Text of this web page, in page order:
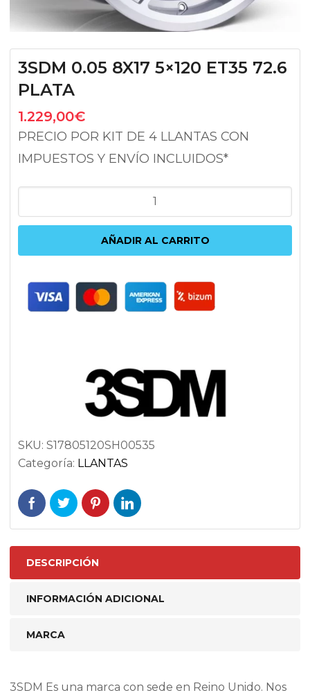
3SDM 0.05 8X17 5×120 ET35 72.6
PLATA
1.229,00€
PRECIO POR KIT DE 4 LLANTAS CON
IMPUESTOS Y ENVÍO INCLUIDOS*
0.05
5x120
72.6
PLATA
AÑADIR AL CARRITO
SKU: S17805120SH00535
Categoría: LLANTAS
DESCRIPCIÓN
INFORMACIÓN ADICIONAL
MARCA
3SDM Es una marca con sede en Reino Unido. Nos